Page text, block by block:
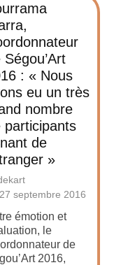
Ségou’Art
: « Nous
eu un très
nombre
participants
de
»
27 septembre 2016
émotion et
le
de
2016,